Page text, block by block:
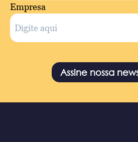
Empresa
Assine nossa